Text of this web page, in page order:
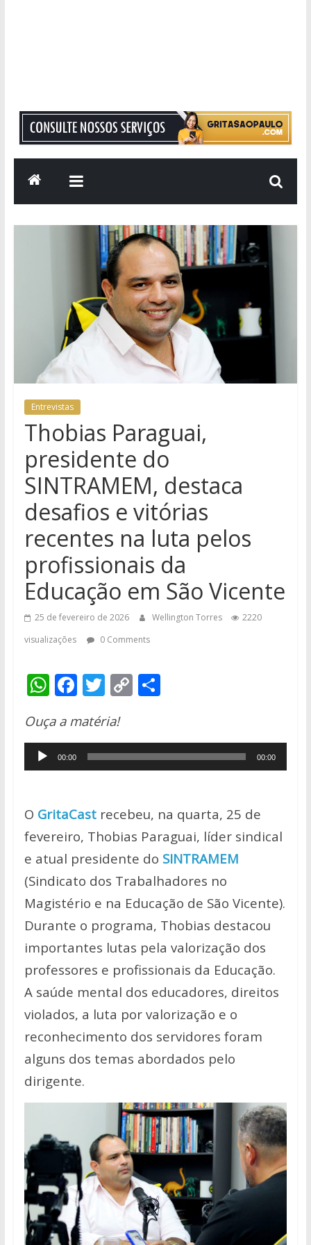
Grita
São
Paulo
Responsabilidade
Entrevistas
Thobias Paraguai,
presidente do
SINTRAMEM, destaca
desafios e vitórias
recentes na luta pelos
profissionais da
Educação em São Vicente
25 de fevereiro de 2026 Wellington Torres
2220
visualizações
0 Comments
W
at
s
A
p
F
e
b
o
k
T
itt
er
C
y
Li
k
S
e
Ouça a matéria!
Tocador
de
00:00 00:00
O GritaCastrecebeu, na quarta, 25 de
fevereiro, Thobias Paraguai, líder sindical
e atual presidente do SINTRAMEM
(Sindicato dos Trabalhadores no
Magistério e na Educação de São Vicente).
Durante o programa, Thobias destacou
importantes lutas pela valorização dos
professores e profissionais da Educação.
A saúde mental dos educadores, direitos
violados, a luta por valorização e o
reconhecimento dos servidores foram
alguns dos temas abordados pelo
dirigente.